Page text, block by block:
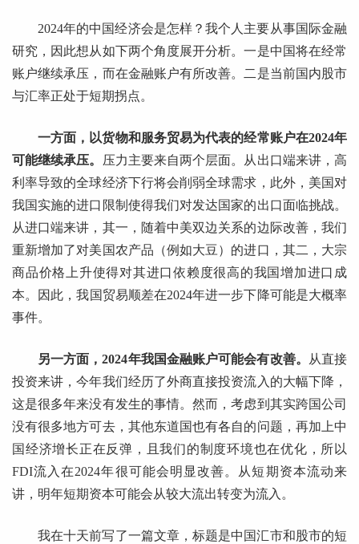
2024年的中国经济会是怎样？我个人主要从事国际金融
研究，因此想从如下两个角度展开分析。一是中国将在经常
账户继续承压，而在金融账户有所改善。二是当前国内股市
与汇率正处于短期拐点。
一方面，以货物和服务贸易为代表的经常账户在2024年
可能继续承压。 压力主要来自两个层面。从出口端来讲，高
利率导致的全球经济下行将会削弱全球需求，此外，美国对
我国实施的进口限制使得我们对发达国家的出口面临挑战。
从进口端来讲，其一，随着中美双边关系的边际改善，我们
重新增加了对美国农产品（例如大豆）的进口，其二，大宗
商品价格上升使得对其进口依赖度很高的我国增加进口成
本。因此，我国贸易顺差在2024年进一步下降可能是大概率
事件。
另一方面，2024年我国金融账户可能会有改善。
从直接
投资来讲，今年我们经历了外商直接投资流入的大幅下降，
这是很多年来没有发生的事情。然而，考虑到其实跨国公司
没有很多地方可去，其他东道国也有各自的问题，再加上中
国经济增长正在反弹，且我们的制度环境也在优化，所以
FDI流入在2024年很可能会明显改善。从短期资本流动来
讲，明年短期资本可能会从较大流出转变为流入。
我在十天前写了一篇文章，标题是中国汇市和股市的短